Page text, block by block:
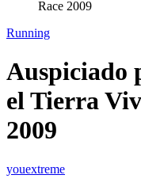
Race 2009
Running
Auspiciado
el Tierra
2009
youextreme